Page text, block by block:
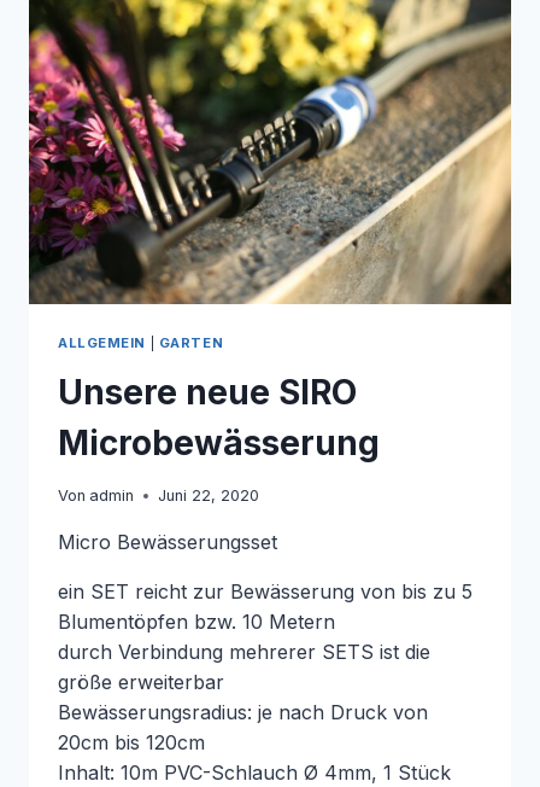
DER
EXTRAKLASSE
!
ALLGEMEIN GARTEN
Unsere neue SIRO
Microbewässerung
Von admin Juni 22, 2020
Micro Bewässerungsset
ein SET reicht zur Bewässerung von bis zu 5
Blumentöpfen bzw. 10 Metern
durch Verbindung mehrerer SETS ist die
größe erweiterbar
Bewässerungsradius: je nach Druck von
20cm bis 120cm
Inhalt: 10m PVC-Schlauch Ø 4mm, 1 Stück